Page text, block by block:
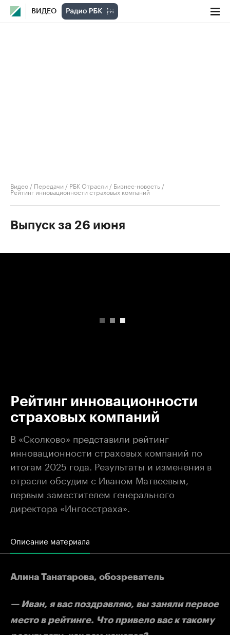
ВИДЕО
Видео / Передачи / РБК Отрасли / Бизнес-новость /
Рейтинг инновационности страховых компаний
Выпуск за 26 июня
Рейтинг инновационности
страховых компаний
В «Сколково» представили рейтинг
инновационности страховых компаний по
итогам 2025 года. Результаты и изменения в
отрасли обсудим с Иваном Матвеевым,
первым заместителем генерального
директора «Ингосстраха».
Описание материала
Алина Танатарова, обозреватель
— Иван, я вас поздравляю, вы заняли первое
место в рейтинге. Что привело вас к такому